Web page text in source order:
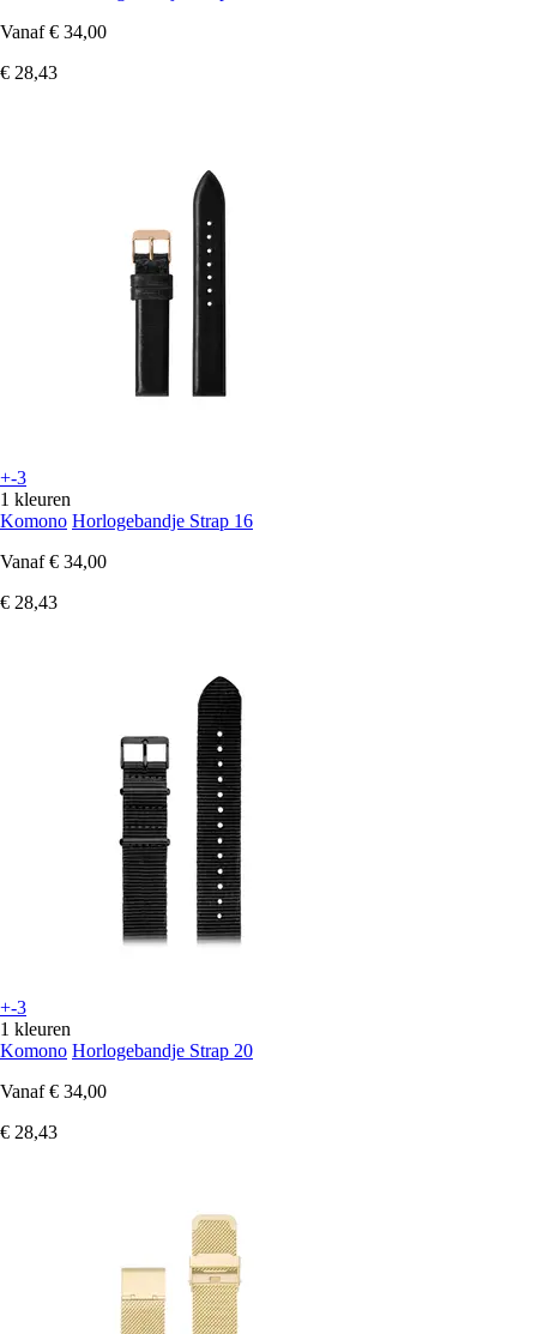
Vanaf € 34,00
€ 28,43
+-3
1 kleuren
Komono Horlogebandje Strap 16
Vanaf € 34,00
€ 28,43
+-3
1 kleuren
Komono Horlogebandje Strap 20
Vanaf € 34,00
€ 28,43